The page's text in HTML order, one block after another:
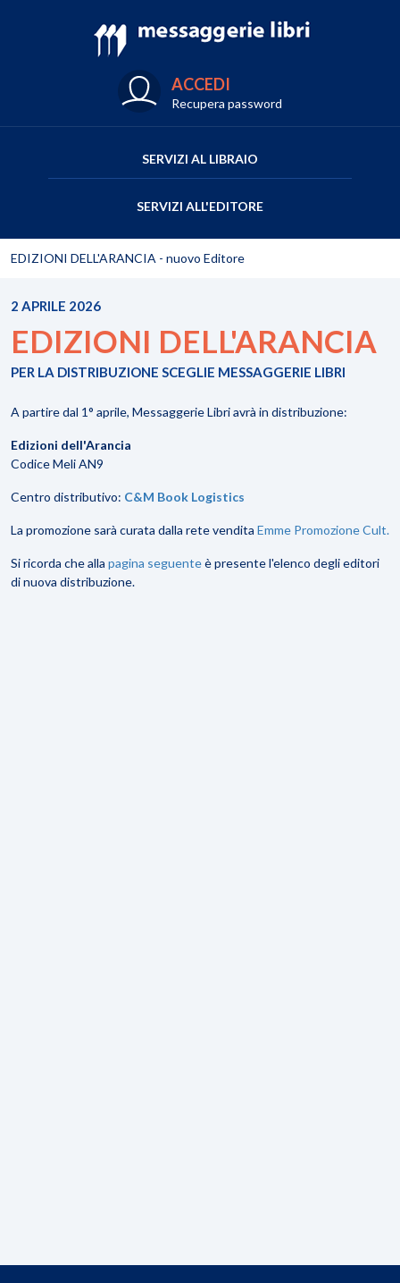
ACCEDI
Recupera password
SERVIZI AL LIBRAIO
SERVIZI ALL'EDITORE
EDIZIONI DELL'ARANCIA - nuovo Editore
2 APRILE 2026
EDIZIONI DELL'ARANCIA
PER LA DISTRIBUZIONE SCEGLIE MESSAGGERIE LIBRI
A partire dal 1° aprile, Messaggerie Libri avrà in distribuzione:
Edizioni dell'Arancia
Codice Meli AN9
Centro distributivo: C&M Book Logistics
La promozione sarà curata dalla rete vendita Emme Promozione Cult.
Si ricorda che alla pagina seguenteè presente l'elenco degli editori
di nuova distribuzione.